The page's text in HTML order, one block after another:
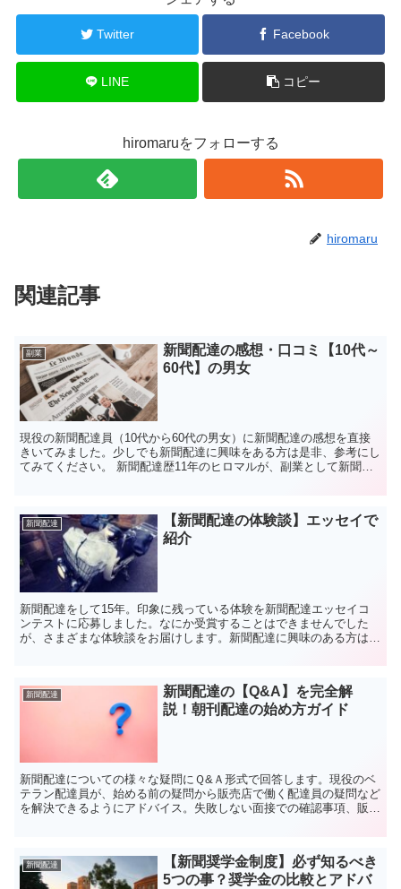
Twitter Facebook
LINE コピー
hiromaruをフォローする
hiromaru
関連記事
副業
新聞配達の感想・口コミ【10代～
60代】の男女
現役の新聞配達員（10代から60代の男女）に新聞配達の感想を直接
きいてみました。少しでも新聞配達に興味をある方は是非、参考にし
てみてください。 新聞配達歴11年のヒロマルが、副業として新聞配
新聞配達
【新聞配達の体験談】エッセイで
紹介
新聞配達をして15年。印象に残っている体験を新聞配達エッセイコ
ンテストに応募しました。なにか受賞することはできませんでした
が、さまざまな体験談をお届けします。新聞配達に興味のある方は、
新聞配達
新聞配達の【Q&A】を完全解
説！朝刊配達の始め方ガイド
新聞配達についての様々な疑問にＱ&Ａ形式で回答します。現役のベ
テラン配達員が、始める前の疑問から販売店で働く配達員の疑問など
を解決できるようにアドバイス。失敗しない面接での確認事項、販売
新聞配達
【新聞奨学金制度】必ず知るべき
5つの事？奨学金の比較とアドバ